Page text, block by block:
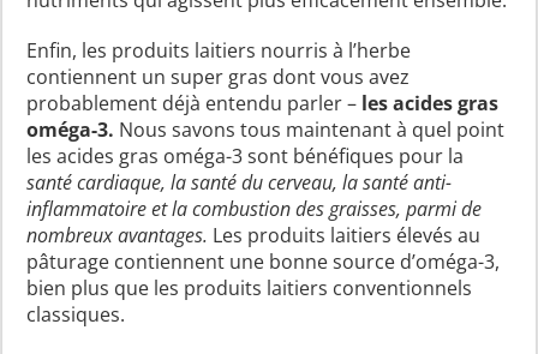
Enfin, les produits laitiers nourris à l’herbe
contiennent un super gras dont vous avez
probablement déjà entendu parler – les acides gras
oméga-3. Nous savons tous maintenant à quel point
les acides gras oméga-3 sont bénéfiques pour la
santé cardiaque, la santé du cerveau, la santé anti-
inflammatoire et la combustion des graisses, parmi de
nombreux avantages. Les produits laitiers élevés au
pâturage contiennent une bonne source d’oméga-3,
bien plus que les produits laitiers conventionnels
classiques.